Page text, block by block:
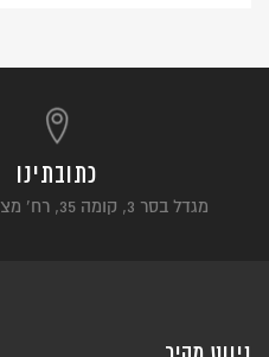
כתובתינו
מגדל בסר 3, קומה 35, רח’ מצדה 9, בני ברק